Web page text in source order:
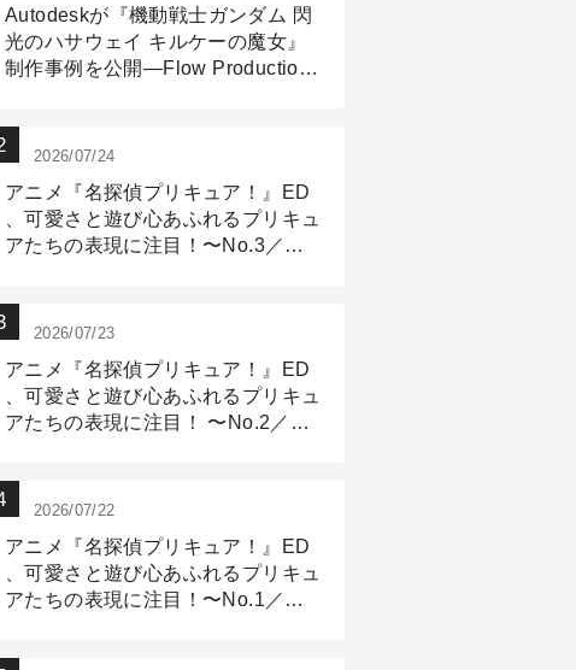
Autodeskが『機動戦士ガンダム 閃
光のハサウェイ キルケーの魔女』
制作事例を公開―Flow Production
2026/07/24
アニメ『名探偵プリキュア！』ED
、可愛さと遊び心あふれるプリキュ
アたちの表現に注目！〜No.3／ア
2026/07/23
アニメ『名探偵プリキュア！』ED
、可愛さと遊び心あふれるプリキュ
アたちの表現に注目！ 〜No.2／モ
2026/07/22
アニメ『名探偵プリキュア！』ED
、可愛さと遊び心あふれるプリキュ
アたちの表現に注目！〜No.1／演